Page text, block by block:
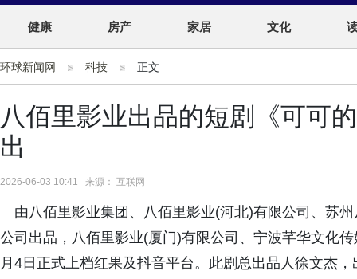
健康 房产 家居 文化
环球新闻网 科技 正文
八佰里影业出品的短剧《可可
出
2026-06-03 10:41 来源： 互联网
由八佰里影业集团、八佰里影业(河北)有限公司、苏
公司出品，八佰里影业(厦门)有限公司、宁波芊华文化
月4日正式上档红果及抖音平台。此剧总出品人徐文杰